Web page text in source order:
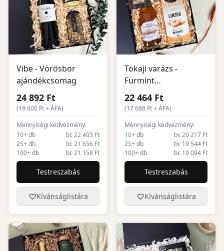
Vibe - Vörösbor
ajándékcsomag
24 892 Ft
(19 600 Ft + ÁFA)
Mennyiségi kedvezmény:
10+ db
br. 22 403 Ft
25+ db
br. 21 656 Ft
100+ db
br. 21 158 Ft
Testreszabás
Kívánságlistára
Tokaji varázs -
Furmint
ajándékcsomag
22 464 Ft
(17 688 Ft + ÁFA)
Mennyiségi kedvezmény:
10+ db
br. 20 217 Ft
25+ db
br. 19 544 Ft
100+ db
br. 19 094 Ft
Testreszabás
Kívánságlistára